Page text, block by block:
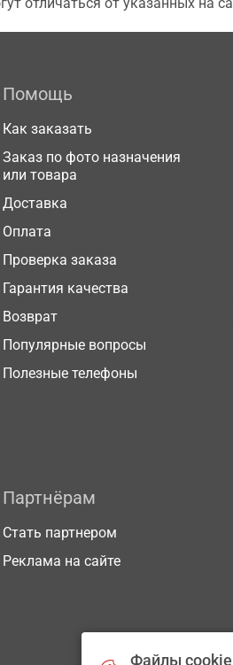
Помощь
Как заказать
Заказ по фото назначения
или товара
Доставка
Оплата
Проверка заказа
Гарантия качества
Возврат
Популярные вопросы
Полезные телефоны
Партнёрам
Стать партнером
Реклама на сайте
Файлы cookie